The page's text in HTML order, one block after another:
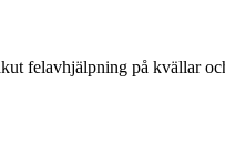
felavhjälpning på kvällar